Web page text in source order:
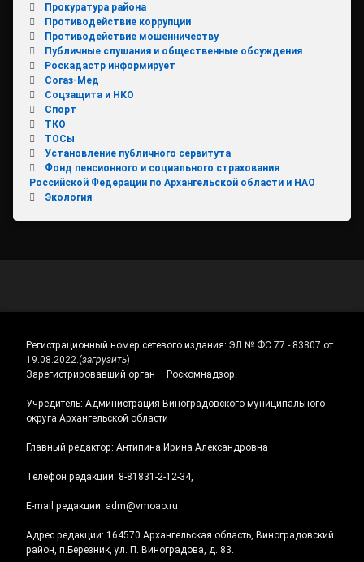
Прокуратура района
Противодействие коррупции
Противодействие мошенничеству
Публичные слушания и общественные обсуждения
Роскадастр информирует
Согаз-Мед
Соцзащита и НКО
Спорт
ТКО
ТОСы
Установление публичного сервитута
Фонд пенсионного и социального страхования
Российской Федерации по Архангельской области и НАО
Экология
Регистрационный номер сетевого издания: ЭЛ № ФС 77 - 83807 от
19.08.2022.(загрузить)
Зарегистрировавший орган – Роскомнадзор.
Учредитель: Администрация Виноградовского муниципального
округа Архангельской области
Главный редактор: Антипина Ирина Александровна
Телефон редакции: 8-81831-2-12-34,
E-mail редакции: adm@vmoao.ru
Адрес редакции: 164570 Архангельская область, Виноградовский
район, п.Березник, ул. П. Виноградова, д. 83.